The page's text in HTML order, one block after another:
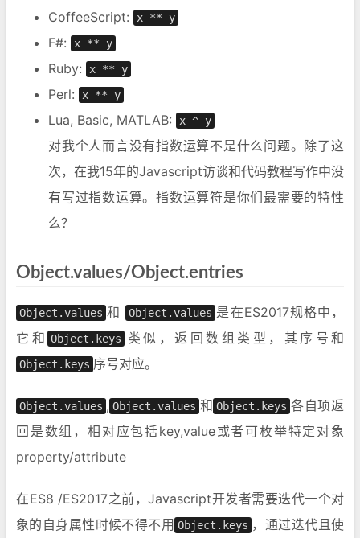
CoffeeScript: x ** y
F#: x ** y
Ruby: x ** y
Perl: x ** y
Lua, Basic, MATLAB: x ^ y
对我个人而言没有指数运算不是什么问题。除了这
次，在我15年的Javascript访谈和代码教程写作中没
有写过指数运算。指数运算符是你们最需要的特性
么？
Object.values/Object.entries
Object.values 和 Object.values 是在ES2017规格中，
它和 Object.keys 类似，返回数组类型，其序号和
Object.keys 序号对应。
Object.values , Object.values 和 Object.keys 各自项返
回是数组，相对应包括key,value或者可枚举特定对象
property/attribute
在ES8 /ES2017之前，Javascript开发者需要迭代一个对
象的自身属性时候不得不用 Object.keys ，通过迭代且使